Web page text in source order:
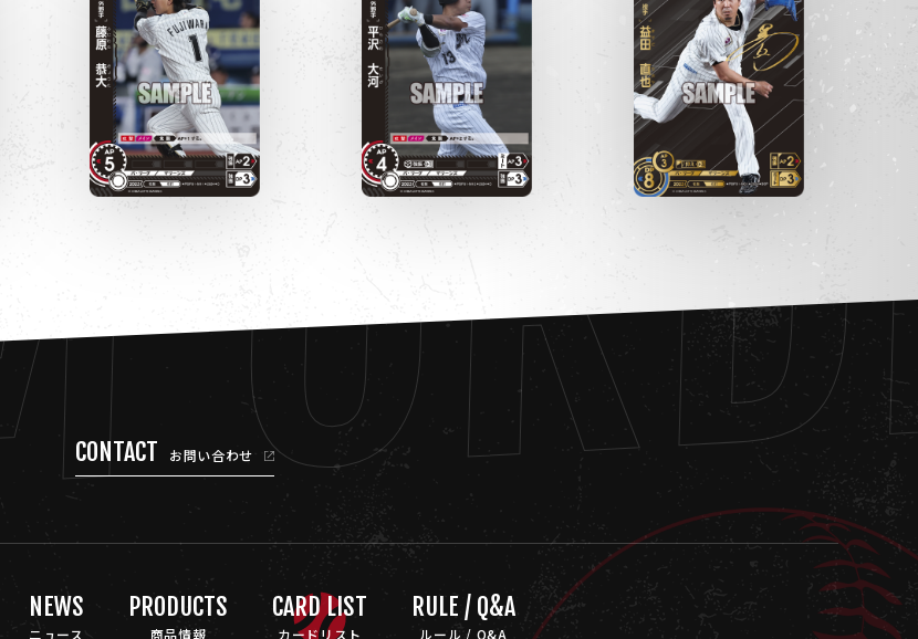
CONTACT お問い合わせ
NEWS
ニュース
PRODUCTS
商品情報
CARD LIST
カードリスト
RULE / Q&A
ルール / Q&A